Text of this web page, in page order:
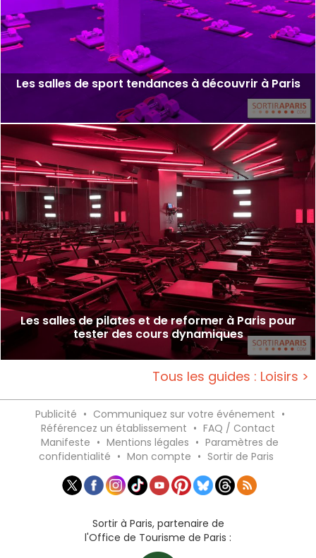
Les salles de sport tendances à découvrir à Paris
Les salles de pilates et de reformer à Paris pour
tester des cours dynamiques
Tous les guides : Loisirs >
Publicité • Communiquez sur votre événement •
Référencez un établissement • FAQ / Contact
Manifeste • Mentions légales • Paramètres de
confidentialité • Mon compte • Sortir de Paris
Sortir à Paris, partenaire de
l'Office de Tourisme de Paris :